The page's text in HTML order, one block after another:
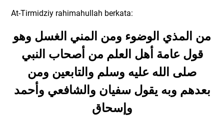
At-Tirmidziy rahimahullah berkata:
من المذي الوضوء ومن المني الغسل وهو
قول عامة أهل العلم من أصحاب النبي
صلى الله عليه وسلم والتابعين ومن
بعدهم وبه يقول سفيان والشافعي وأحمد
وإسحاق